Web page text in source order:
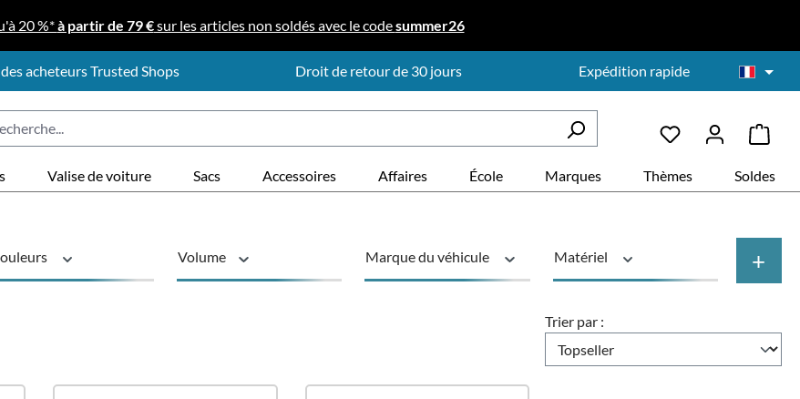
20 %*à partir de 79 €sur les articles non soldés avec le codesummer26
acheteurs Trusted Shops Droit de retour de 30 jours Expédition rapide
Valise de voiture Sacs Accessoires Affaires École Marques Thèmes Soldes
Volume Marque du véhicule Matériel +
Trier par :